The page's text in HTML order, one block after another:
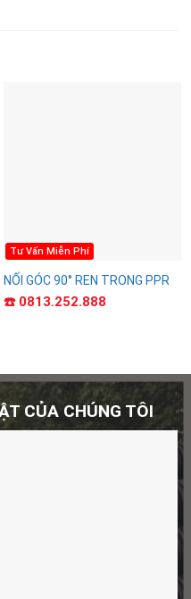
Tư Vấn Miễn Phí
NỐI GÓC 90° REN TRONG PPR
☎️ 0813.252.888
CỦA CHÚNG TÔI